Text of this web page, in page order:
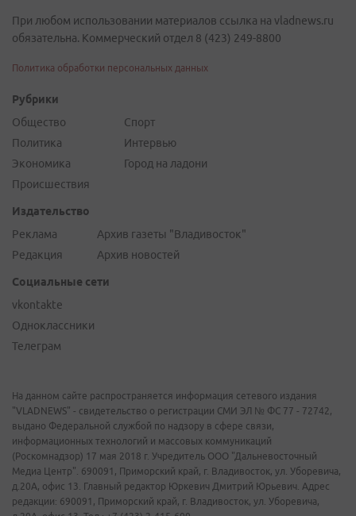
При любом использовании материалов ссылка на vladnews.ru
обязательна. Коммерческий отдел 8 (423) 249-8800
Политика обработки персональных данных
Рубрики
Общество
Политика
Экономика
Происшествия
Спорт
Интервью
Город на ладони
Издательство
Реклама
Редакция
Архив газеты "Владивосток"
Архив новостей
Социальные сети
vkontakte
Одноклассники
Телеграм
На данном сайте распространяется информация сетевого издания
"VLADNEWS" - свидетельство о регистрации СМИ ЭЛ № ФС 77 - 72742,
выдано Федеральной службой по надзору в сфере связи,
информационных технологий и массовых коммуникаций
(Роскомнадзор) 17 мая 2018 г. Учредитель ООО "Дальневосточный
Медиа Центр". 690091, Приморский край, г. Владивосток, ул. Уборевича,
д.20А, офис 13. Главный редактор Юркевич Дмитрий Юрьевич. Адрес
редакции: 690091, Приморский край, г. Владивосток, ул. Уборевича,